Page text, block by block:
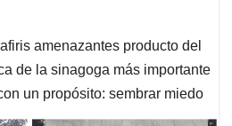
amenazantes producto del
de la sinagoga más importante
un propósito: sembrar miedo